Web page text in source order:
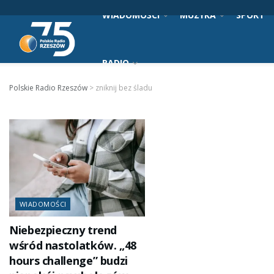
WIADOMOŚCI MUZYKA SPORT
RADIO
Polskie Radio Rzeszów > zniknij bez śladu
WIADOMOŚCI
Niebezpieczny trend
wśród nastolatków. „48
hours challenge” budzi